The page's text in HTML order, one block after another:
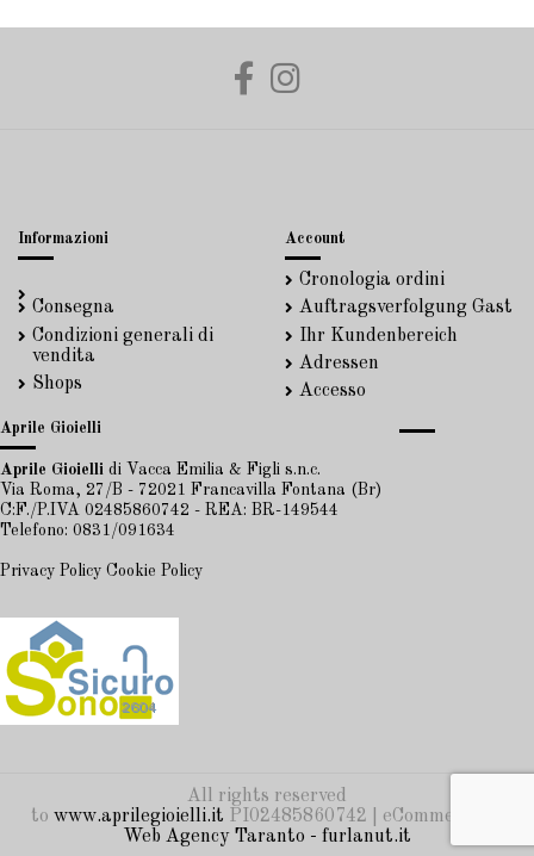
Informazioni
Consegna
Condizioni generali di
vendita
Shops
Account
Cronologia ordini
Auftragsverfolgung Gast
Ihr Kundenbereich
Adressen
Accesso
Aprile Gioielli
Aprile Gioielli di Vacca Emilia & Figli s.n.c.
Via Roma, 27/B - 72021 Francavilla Fontana (Br)
C:F./P.IVA 02485860742 - REA: BR-149544
Telefono: 0831/091634
Privacy Policy Cookie Policy
All rights reserved
to www.aprilegioielli.it PI02485860742 | eCommerce by
Web Agency Taranto - furlanut.it